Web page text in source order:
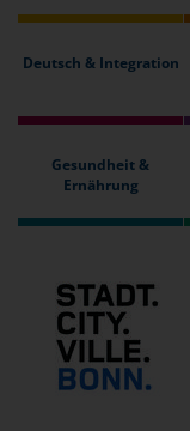
Deutsch & Integration
Gesundheit &
Ernährung